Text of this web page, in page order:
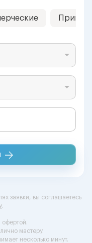
заявки, вы соглашаетесь
.
офертой.
мастеру.
несколько минут.